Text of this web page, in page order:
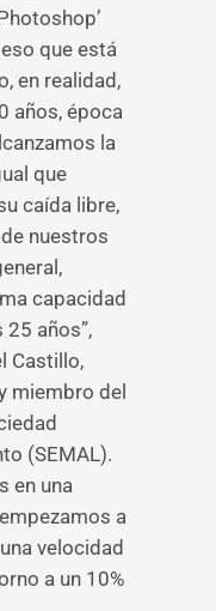
que está
en realidad,
años, época
la
que
caída libre,
nuestros
capacidad
años”,
Castillo,
miembro del
(SEMAL).
en una
a
velocidad
a un 10%